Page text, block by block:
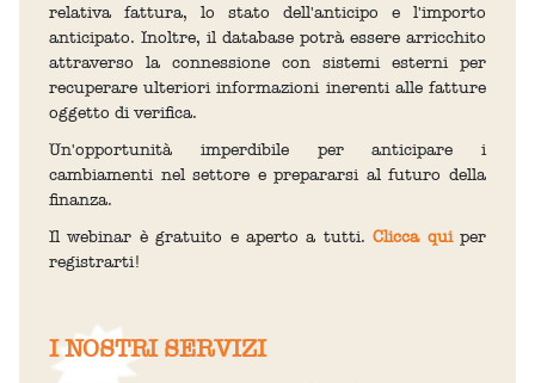
relativa fattura, lo stato dell'anticipo e l'importo
anticipato. Inoltre, il database potrà essere arricchito
attraverso la connessione con sistemi esterni per
recuperare ulteriori informazioni inerenti alle fatture
oggetto di verifica.
Un'opportunità imperdibile per anticipare i
cambiamenti nel settore e prepararsi al futuro della
finanza.
Il webinar è gratuito e aperto a tutti.Clicca quiper
registrarti!
I NOSTRI SERVIZI